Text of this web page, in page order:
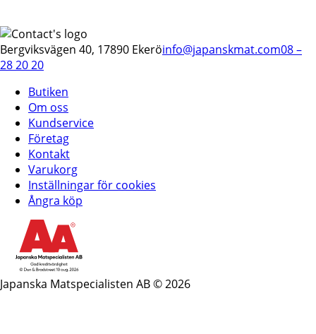
Bergviksvägen 40, 17890 Ekeröinfo@japanskmat.com08 –
28 20 20
Butiken
Om oss
Kundservice
Företag
Kontakt
Varukorg
Inställningar för cookies
Ångra köp
Japanska Matspecialisten AB © 2026